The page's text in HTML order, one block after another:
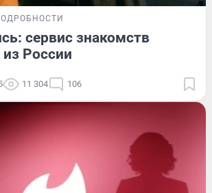
сервис знакомств
России
11 304 106